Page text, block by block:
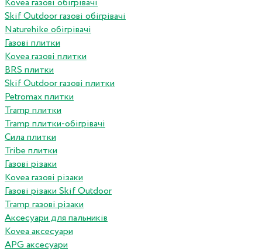
Kovea газові обігрівачі
Skif Outdoor газові обігрівачі
Naturehike обігрівачі
Газові плитки
Kovea газові плитки
BRS плитки
Skif Outdoor газові плитки
Petromax плитки
Tramp плитки
Tramp плитки-обігрівачі
Сила плитки
Tribe плитки
Газові різаки
Kovea газові різаки
Газові різаки Skif Outdoor
Tramp газові різаки
Аксесуари для пальників
Kovea аксесуари
APG аксесуари